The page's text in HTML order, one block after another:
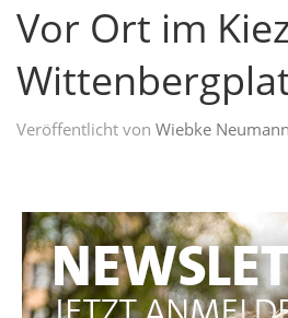
Vor Ort im
Veröffentlicht von Wiebke Neumann